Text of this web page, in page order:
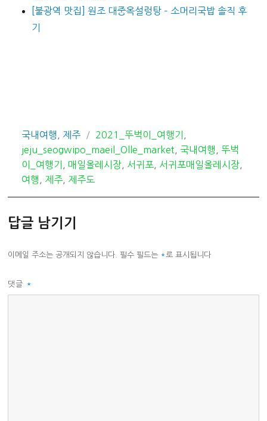
[불광역 맛집] 원조 대중옥설렁탕 – 소머리국밥 솔직 후
기
카
테
고
리
국내여행 제주
태
그
2021_뚜벅이_여행기
jeju_seogwipo_maeil_Olle_market
국내여행
뚜벅
이_여행기
매일올레시장 서귀포 서귀포매일올레시장
여행
제주 제주도
답글 남기기
이메일 주소는 공개되지 않습니다. 필수 필드는 *로 표시됩니다
댓글 *